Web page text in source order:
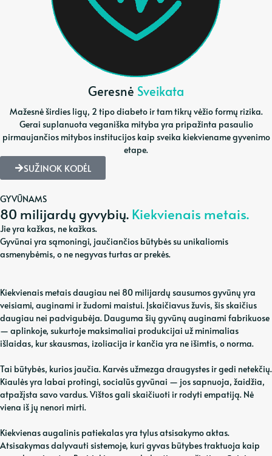
Geresnė Sveikata
Mažesnė širdies ligų, 2 tipo diabeto ir tam tikrų vėžio formų rizika.
Gerai suplanuota veganiška mityba yra pripažinta pasaulio
pirmaujančios mitybos institucijos kaip sveika kiekviename gyvenimo
etape.
SUŽINOK KODĖL
GYVŪNAMS
80 milijardų gyvybių. Kiekvienais metais.
Jie yra kažkas, ne kažkas.
Gyvūnai yra sąmoningi, jaučiančios būtybės su unikaliomis
asmenybėmis, o ne negyvas turtas ar prekės.
Kiekvienais metais daugiau nei 80 milijardų sausumos gyvūnų yra
veisiami, auginami ir žudomi maistui. Įskaičiavus žuvis, šis skaičius
daugiau nei padvigubėja. Dauguma šių gyvūnų auginami fabrikuose
— aplinkoje, sukurtoje maksimaliai produkcijai už minimalias
išlaidas, kur skausmas, izoliacija ir kančia yra ne išimtis, o norma.
Tai būtybės, kurios jaučia. Karvės užmezga draugystes ir gedi netekčių.
Kiaulės yra labai protingi, socialūs gyvūnai — jos sapnuoja, žaidžia,
atpažįsta savo vardus. Vištos gali skaičiuoti ir rodyti empatiją. Nė
viena iš jų nenori mirti.
Kiekvienas augalinis patiekalas yra tylus atsisakymo aktas.
Atsisakymas dalyvauti sistemoje, kuri gyvas būtybes traktuoja kaip